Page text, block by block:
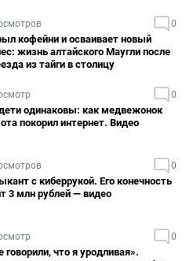
0
кофейни и осваивает новый
жизнь алтайского Маугли после
из тайги в столицу
0
одинаковы: как медвежонок
покорил интернет. Видео
0
с киберрукой. Его конечность
3 млн рублей — видео
0
говорили, что я уродливая».